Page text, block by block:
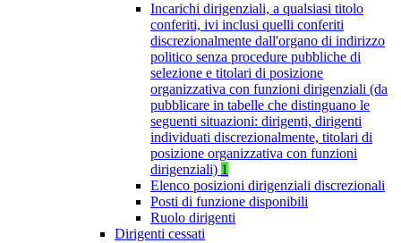
Incarichi dirigenziali, a qualsiasi titolo
conferiti, ivi inclusi quelli conferiti
discrezionalmente dall'organo di indirizzo
politico senza procedure pubbliche di
selezione e titolari di posizione
organizzativa con funzioni dirigenziali (da
pubblicare in tabelle che distinguano le
seguenti situazioni: dirigenti, dirigenti
individuati discrezionalmente, titolari di
posizione organizzativa con funzioni
dirigenziali) 1
Elenco posizioni dirigenziali discrezionali
Posti di funzione disponibili
Ruolo dirigenti
Dirigenti cessati